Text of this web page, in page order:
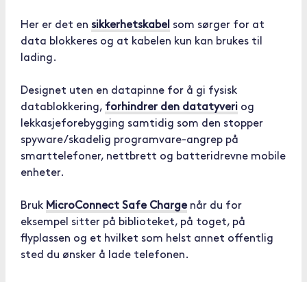
Her er det en sikkerhetskabel som sørger for at
data blokkeres og at kabelen kun kan brukes til
lading.
Designet uten en datapinne for å gi fysisk
datablokkering, forhindrer den datatyveri og
lekkasjeforebygging samtidig som den stopper
spyware/skadelig programvare-angrep på
smarttelefoner, nettbrett og batteridrevne mobile
enheter.
Bruk MicroConnect Safe Chargenår du for
eksempel sitter på biblioteket, på toget, på
flyplassen og et hvilket som helst annet offentlig
sted du ønsker å lade telefonen.